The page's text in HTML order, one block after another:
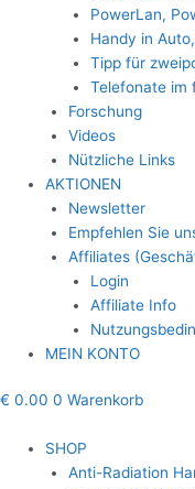
PowerLan,
Handy in
Tipp für
Telefonate im
Forschung
Videos
Nützliche Links
AKTIONEN
Newsletter
Empfehlen Sie
Affiliates
Login
Affiliate Info
MEIN KONTO
€ 0.00 0 Warenkorb
SHOP
Anti-Radiation